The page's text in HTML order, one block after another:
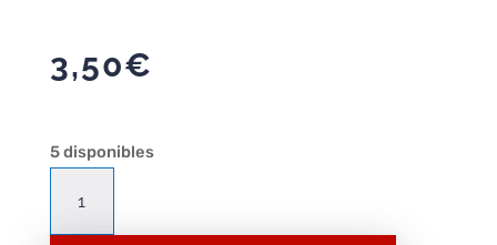
3,50€
5 disponibles
Playmobil